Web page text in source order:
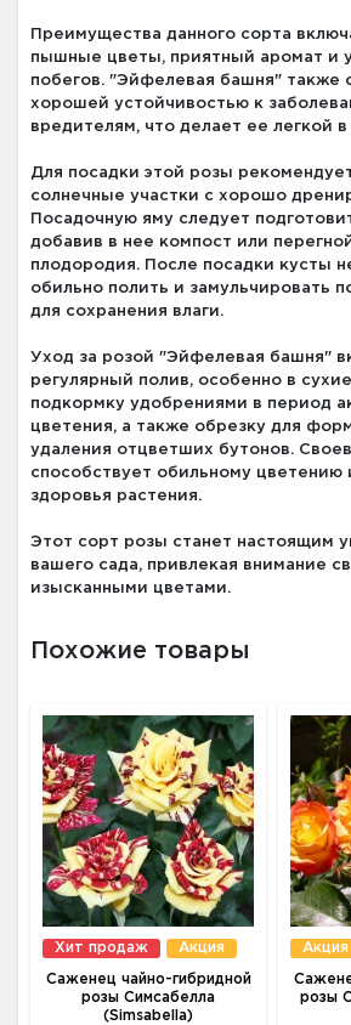
Преимущества данного сорта
пышные цветы, приятный аромат и
побегов. "Эйфелевая башня" также
хорошей устойчивостью к
вредителям, что делает ее легкой в
Для посадки этой розы
солнечные участки с хорошо
Посадочную яму следует
добавив в нее компост или
плодородия. После посадки кусты
обильно полить и замульчировать
для сохранения влаги.
Уход за розой "Эйфелевая башня"
регулярный полив, особенно в
подкормку удобрениями в период
цветения, а также обрезку для
удаления отцветших бутонов.
способствует обильному
здоровья растения.
Этот сорт розы станет настоящим
вашего сада, привлекая внимание
изысканными цветами.
Похожие товары
Хит продаж Акция
Саженец чайно-гибридной
розы Симсабелла
(Simsabella)
Акция
розы